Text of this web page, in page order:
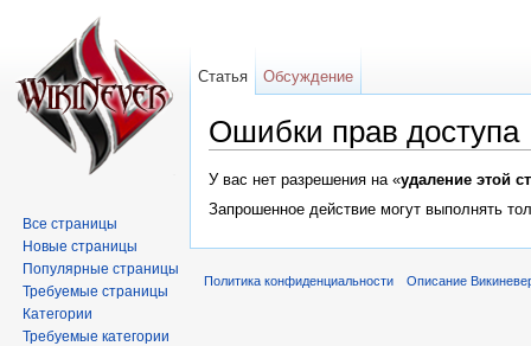
Ошибки прав доступа
У вас нет разрешения на «удаление этой
Запрошенное действие могут выполнять
Статья Обсуждение
Все страницы
Новые страницы
Популярные страницы
Требуемые страницы
Категории
Требуемые категории
Политика конфиденциальности Описание